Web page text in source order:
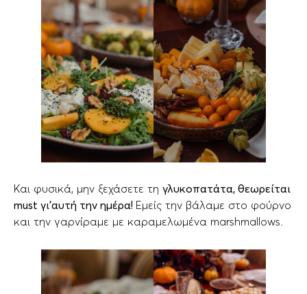
Και φυσικά, μην ξεχάσετε τη γλυκοπατάτα, θεωρείται
must γι’αυτή την ημέρα! Εμείς την βάλαμε στο φούρνο
και την γαρνίραμε με καραμελωμένα marshmallows.